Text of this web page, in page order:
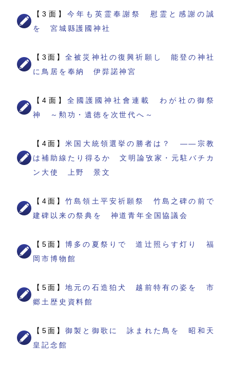
【3面】 今年も英霊奉謝祭 慰霊と感謝の誠
を 宮城縣護國神社
【3面】全被災神社の復興祈願し 能登の神社
に鳥居を奉納 伊弉諾神宮
【4面】 全國護國神社會連載 わが社の御祭
神 ～勲功・遺徳を次世代へ～
【4面】米国大統領選挙の勝者は？ ――宗教
は補助線たり得るか 文明論攷家・元駐バチカ
ン大使 上野 景文
【4面】竹島領土平安祈願祭 竹島之碑の前で
建碑以来の祭典を 神道青年全国協議会
【5面】博多の夏祭りで 道辻照らす灯り 福
岡市博物館
【5面】地元の石造狛犬 越前特有の姿を 市
郷土歴史資料館
【5面】御製と御歌に 詠まれた鳥を 昭和天
皇記念館